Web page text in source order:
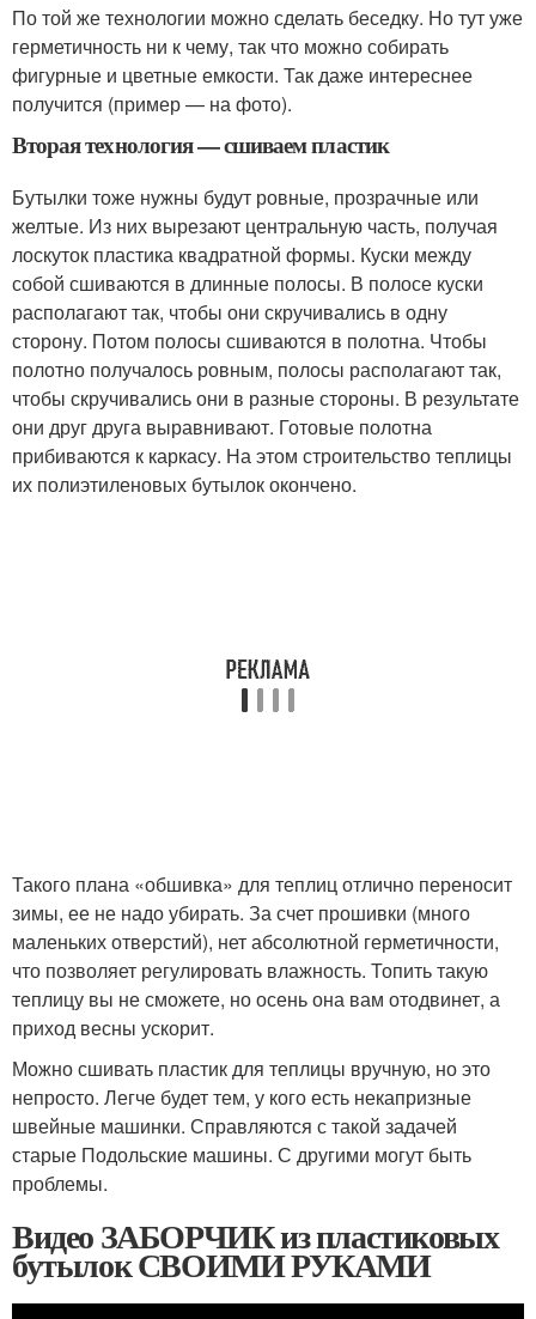
По той же технологии можно сделать беседку. Но тут уже
герметичность ни к чему, так что можно собирать
фигурные и цветные емкости. Так даже интереснее
получится (пример — на фото).
Вторая технология — сшиваем пластик
Бутылки тоже нужны будут ровные, прозрачные или
желтые. Из них вырезают центральную часть, получая
лоскуток пластика квадратной формы. Куски между
собой сшиваются в длинные полосы. В полосе куски
располагают так, чтобы они скручивались в одну
сторону. Потом полосы сшиваются в полотна. Чтобы
полотно получалось ровным, полосы располагают так,
чтобы скручивались они в разные стороны. В результате
они друг друга выравнивают. Готовые полотна
прибиваются к каркасу. На этом строительство теплицы
их полиэтиленовых бутылок окончено.
Такого плана «обшивка» для теплиц отлично переносит
зимы, ее не надо убирать. За счет прошивки (много
маленьких отверстий), нет абсолютной герметичности,
что позволяет регулировать влажность. Топить такую
теплицу вы не сможете, но осень она вам отодвинет, а
приход весны ускорит.
Можно сшивать пластик для теплицы вручную, но это
непросто. Легче будет тем, у кого есть некапризные
швейные машинки. Справляются с такой задачей
старые Подольские машины. С другими могут быть
проблемы.
Видео ЗАБОРЧИК из пластиковых
бутылок СВОИМИ РУКАМИ